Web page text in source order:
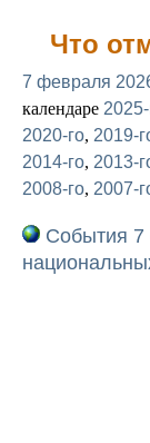
Что
7 февраля
календаре
2020-го, 2019-
2014-го, 2013-
2008-го, 2007-
События